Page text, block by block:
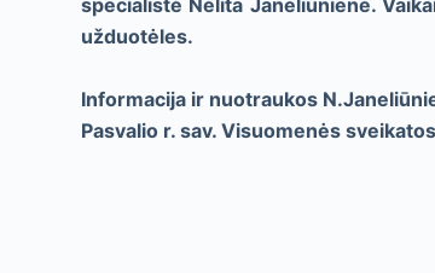
specialistė Nėlita Janeliūnienė.
užduotėles.
Informacija ir nuotraukos
Pasvalio r. sav. Visuomenės